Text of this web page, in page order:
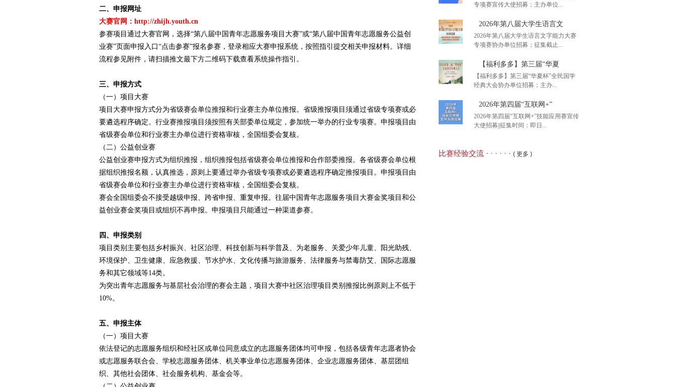
二、申报网址
大赛官网： http://zhijh.youth.cn
参赛项目通过大赛官网，选择“第八届中国青年志愿服务项目大赛”或“第八届中国青年志愿服务公益创
业赛”页面申报入口“点击参赛”报名参赛，登录相应大赛申报系统，按照指引提交相关申报材料。详细
流程参见附件，请扫描推文最下方二维码下载查看系统操作指引。
三、申报方式
（一）项目大赛
项目大赛申报方式分为省级赛会单位推报和行业赛主办单位推报。省级推报项目须通过省级专项赛或必
要遴选程序确定。行业赛推报项目须按照有关部委单位规定，参加统一举办的行业专项赛。申报项目由
省级赛会单位和行业赛主办单位进行资格审核，全国组委会复核。
（二）公益创业赛
公益创业赛申报方式为组织推报，组织推报包括省级赛会单位推报和合作部委推报。各省级赛会单位根
据组织推报名额，认真推选，原则上要通过举办省级专项赛或必要遴选程序确定推报项目。申报项目由
省级赛会单位和行业赛主办单位进行资格审核，全国组委会复核。
赛会全国组委会不接受越级申报、跨省申报、重复申报。往届中国青年志愿服务项目大赛金奖项目和公
益创业赛金奖项目或组织不再申报。申报项目只能通过一种渠道参赛。
四、申报类别
项目类别主要包括乡村振兴、社区治理、科技创新与科学普及、为老服务、关爱少年儿童、阳光助残、
环境保护、卫生健康、应急救援、节水护水、文化传播与旅游服务、法律服务与禁毒防艾、国际志愿服
务和其它领域等14类。
为突出青年志愿服务与基层社会治理的赛会主题，项目大赛中社区治理项目类别推报比例原则上不低于
10%。
五、申报主体
（一）项目大赛
依法登记的志愿服务组织和经社区或单位同意成立的志愿服务团体均可申报，包括各级青年志愿者协会
或志愿服务联合会、学校志愿服务团体、机关事业单位志愿服务团体、企业志愿服务团体、基层团组
织、其他社会团体、社会服务机构、基金会等。
【最后1周初赛报名】2026
专项赛宣传大使招募；主办单位...
2026年第八届大学生语言文
2026年第八届大学生语言文
2026年第八届大学生语言文字能力大赛
专项赛协办单位招募；征集截止...
2026年第八届大学生语言文
【福利多多】第三届“华夏
【福利多多】第三届“华夏杯”全民国学
经典大会协办单位招募；主办...
【福利多多】第三届“华夏
2026年第四届“互联网+”
2026年第四届“互联网+”技能应用赛宣传
大使招募||征集时间：即日...
比赛经验交流 · · · · · · ( 更多 )